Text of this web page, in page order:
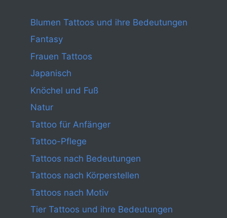
Blumen Tattoos und ihre Bedeutungen
Fantasy
Frauen Tattoos
Japanisch
Knöchel und Fuß
Natur
Tattoo für Anfänger
Tattoo-Pflege
Tattoos nach Bedeutungen
Tattoos nach Körperstellen
Tattoos nach Motiv
Tier Tattoos und ihre Bedeutungen